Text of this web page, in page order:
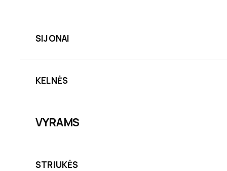
SIJONAI
KELNĖS
VYRAMS
STRIUKĖS